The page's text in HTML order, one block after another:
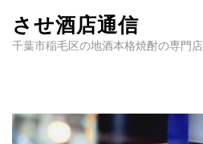
させ酒店通信
千葉市稲毛区の地酒本格焼酎の専門店